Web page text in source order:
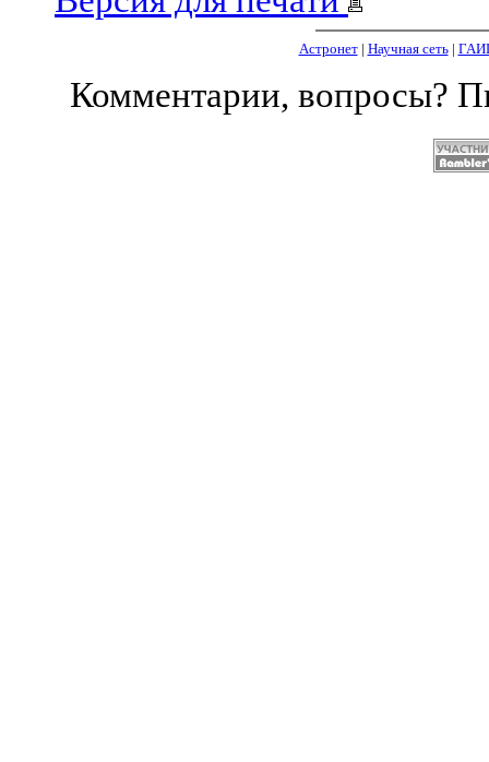
Астронет| Научная сеть|
Комментарии, вопросы?